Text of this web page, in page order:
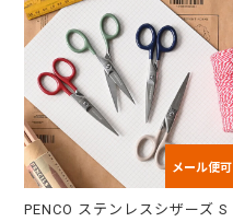
メール便可
PENCO ステンレスシザーズ S